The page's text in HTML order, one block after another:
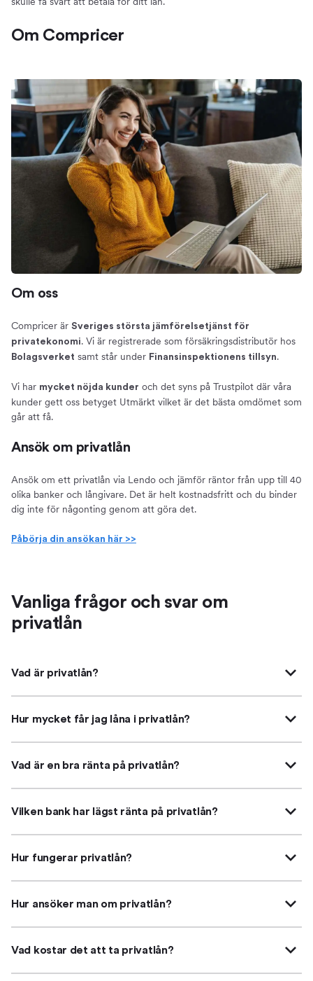
Om Compricer
Om oss
Compricer är Sveriges största jämförelsetjänst för
privatekonomi. Vi är registrerade som försäkringsdistributör hos
Bolagsverket samt står under Finansinspektionens tillsyn.
Vi har mycket nöjda kunder och det syns på Trustpilot där våra
kunder gett oss betyget Utmärkt vilket är det bästa omdömet som
går att få.
Ansök om privatlån
Ansök om ett privatlån via Lendo och jämför räntor från upp till 40
olika banker och långivare. Det är helt kostnadsfritt och du binder
dig inte för någonting genom att göra det.
Påbörja din ansökan här >>
Vanliga frågor och svar om
privatlån
Vad är privatlån?
Hur mycket får jag låna i privatlån?
Vad är en bra ränta på privatlån?
Vilken bank har lägst ränta på privatlån?
Hur fungerar privatlån?
Hur ansöker man om privatlån?
Vad kostar det att ta privatlån?